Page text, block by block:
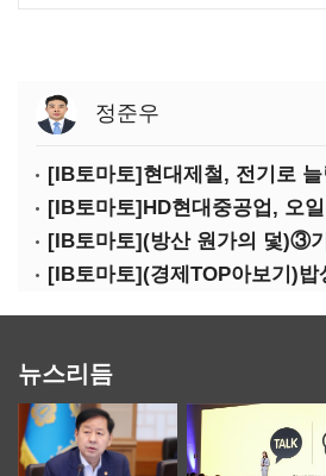
정준우
뉴스리듬